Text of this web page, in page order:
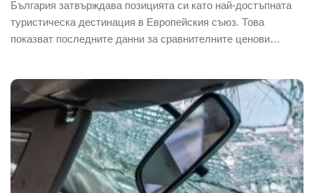
България затвърждава позицията си като най-достъпната
туристическа дестинация в Европейския съюз. Това
показват последните данни за сравнителните ценови…